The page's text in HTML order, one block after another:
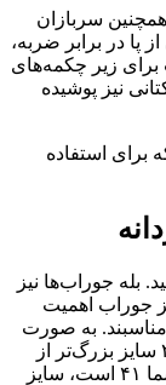
سربازان
پا در برابر ضربه،
زیر چکمه‌های
نیز پوشیده
برای استفاده
بله جوراب‌ها نیز
جوراب اهمیت
به صورت
یک قاعده‌ی کلی برای آقایان، سایز جوراب باید ۲ سایز بزرگ‌تر از
سایز کفش انتخاب شود. یعنی اگر سایز کفش شما ۴۱ است، سایز